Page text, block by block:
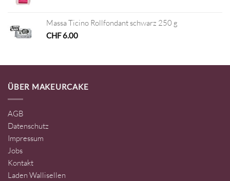
Massa Ticino Rollfondant schwarz 250 g
CHF6.00
ÜBER MAKEURCAKE
AGB
Datenschutz
Impressum
Jobs
Kontakt
Laden Wallisellen